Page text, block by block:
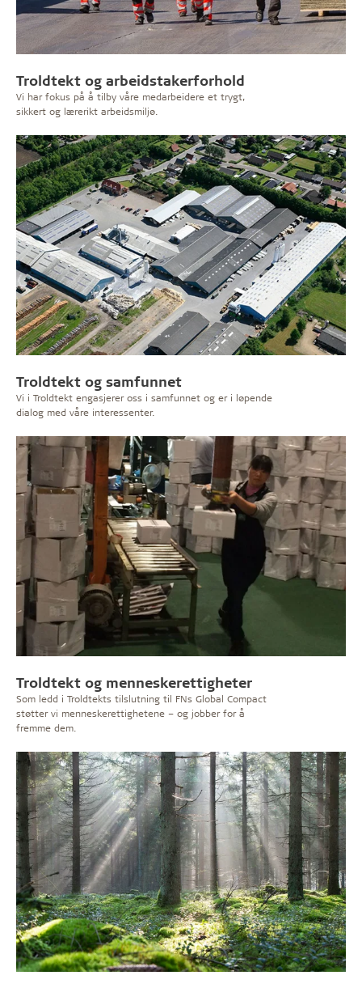
Troldtekt og arbeidstakerforhold
Vi har fokus på å tilby våre medarbeidere et trygt,
sikkert og lærerikt arbeidsmiljø.
Troldtekt og samfunnet
Vi i Troldtekt engasjerer oss i samfunnet og er i løpende
dialog med våre interessenter.
Troldtekt og menneskerettigheter
Som ledd i Troldtekts tilslutning til FNs Global Compact
støtter vi menneskerettighetene – og jobber for å
fremme dem.